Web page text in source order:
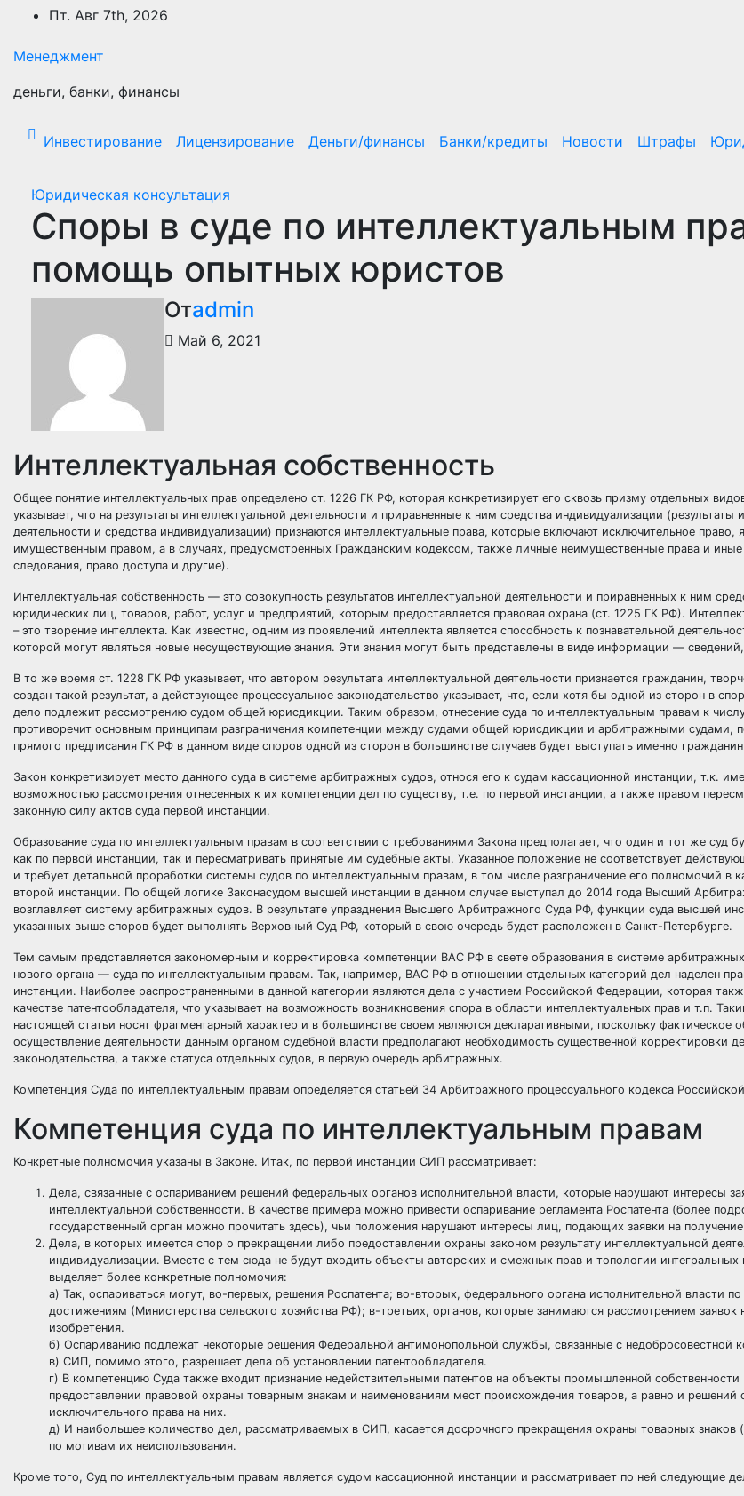
Перейти
содержимому
Пт. Авг 7th, 2026
Менеджмент
деньги, банки, финансы
Инвестирование Лицензирование Деньги/финансы Банки/кредиты Новости Штрафы
Юридическая консультация
Споры в суде по интеллектуальным
помощь опытных юристов
Отadmin
Май 6, 2021
Интеллектуальная собственность
Общее понятие интеллектуальных прав определено ст. 1226 ГК РФ, которая конкретизирует его сквозь призму отдельных
указывает, что на результаты интеллектуальной деятельности и приравненные к ним средства индивидуализации (результаты
деятельности и средства индивидуализации) признаются интеллектуальные права, которые включают исключительное право,
имущественным правом, а в случаях, предусмотренных Гражданским кодексом, также личные неимущественные права и иные
следования, право доступа и другие).
Интеллектуальная собственность — это совокупность результатов интеллектуальной деятельности и приравненных к ним
юридических лиц, товаров, работ, услуг и предприятий, которым предоставляется правовая охрана (ст. 1225 ГК РФ).
– это творение интеллекта. Как известно, одним из проявлений интеллекта является способность к познавательной
которой могут являться новые несуществующие знания. Эти знания могут быть представлены в виде информации —
В то же время ст. 1228 ГК РФ указывает, что автором результата интеллектуальной деятельности признается гражданин,
создан такой результат, а действующее процессуальное законодательство указывает, что, если хотя бы одной из сторон в
дело подлежит рассмотрению судом общей юрисдикции. Таким образом, отнесение суда по интеллектуальным правам к
противоречит основным принципам разграничения компетенции между судами общей юрисдикции и арбитражными судами,
прямого предписания ГК РФ в данном виде споров одной из сторон в большинстве случаев будет выступать именно
Закон конкретизирует место данного суда в системе арбитражных судов, относя его к судам кассационной инстанции, т.к.
возможностью рассмотрения отнесенных к их компетенции дел по существу, т.е. по первой инстанции, а также правом
законную силу актов суда первой инстанции.
Образование суда по интеллектуальным правам в соответствии с требованиями Закона предполагает, что один и тот же суд
как по первой инстанции, так и пересматривать принятые им судебные акты. Указанное положение не соответствует
и требует детальной проработки системы судов по интеллектуальным правам, в том числе разграничение его полномочий в
второй инстанции. По общей логике Законасудом высшей инстанции в данном случае выступал до 2014 года Высший
возглавляет систему арбитражных судов. В результате упразднения Высшего Арбитражного Суда РФ, функции суда высшей
указанных выше споров будет выполнять Верховный Суд РФ, который в свою очередь будет расположен в Санкт-Петербурге.
Тем самым представляется закономерным и корректировка компетенции ВАС РФ в свете образования в системе арбитражных
нового органа — суда по интеллектуальным правам. Так, например, ВАС РФ в отношении отдельных категорий дел наделен
инстанции. Наиболее распространенными в данной категории являются дела с участием Российской Федерации, которая
качестве патентообладателя, что указывает на возможность возникновения спора в области интеллектуальных прав и т.п.
настоящей статьи носят фрагментарный характер и в большинстве своем являются декларативными, поскольку фактическое
осуществление деятельности данным органом судебной власти предполагают необходимость существенной корректировки
законодательства, а также статуса отдельных судов, в первую очередь арбитражных.
Компетенция Суда по интеллектуальным правам определяется статьей 34 Арбитражного процессуального кодекса
Компетенция суда по интеллектуальным правам
Конкретные полномочия указаны в Законе. Итак, по первой инстанции СИП рассматривает:
Дела, связанные с оспариванием решений федеральных органов исполнительной власти, которые нарушают интересы
интеллектуальной собственности. В качестве примера можно привести оспаривание регламента Роспатента (более
государственный орган можно прочитать здесь), чьи положения нарушают интересы лиц, подающих заявки на получение
Дела, в которых имеется спор о прекращении либо предоставлении охраны законом результату интеллектуальной
индивидуализации. Вместе с тем сюда не будут входить объекты авторских и смежных прав и топологии
выделяет более конкретные полномочия:
а) Так, оспариваться могут, во-первых, решения Роспатента; во-вторых, федерального органа исполнительной власти
достижениям (Министерства сельского хозяйства РФ); в-третьих, органов, которые занимаются рассмотрением заявок
изобретения.
б) Оспариванию подлежат некоторые решения Федеральной антимонопольной службы, связанные с недобросовестной
в) СИП, помимо этого, разрешает дела об установлении патентообладателя.
г) В компетенцию Суда также входит признание недействительными патентов на объекты промышленной
предоставлении правовой охраны товарным знакам и наименованиям мест происхождения товаров, а равно и решений
исключительного права на них.
д) И наибольшее количество дел, рассматриваемых в СИП, касается досрочного прекращения охраны товарных знаков
по мотивам их неиспользования.
Кроме того, Суд по интеллектуальным правам является судом кассационной инстанции и рассматривает по ней следующие